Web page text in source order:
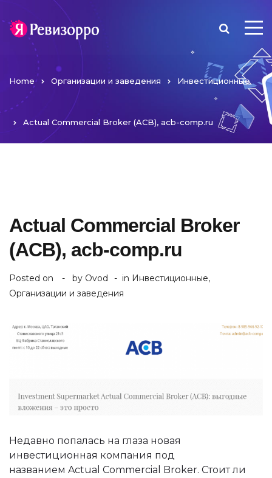
Home Организации и заведения Инвестиционные
Actual Commercial Broker (ACB), acb-comp.ru
Actual Commercial Broker
(ACB), acb-comp.ru
Posted on by Ovod in Инвестиционные,
Организации и заведения
Недавно попалась на глаза новая
инвестиционная компания под
названием Actual Commercial Broker. Стоит ли